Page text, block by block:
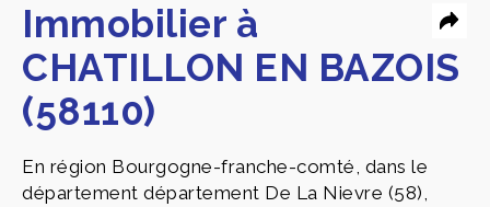
Immobilier à
CHATILLON EN BAZOIS
(58110)
En région Bourgogne-franche-comté, dans le
département département De La Nievre (58),